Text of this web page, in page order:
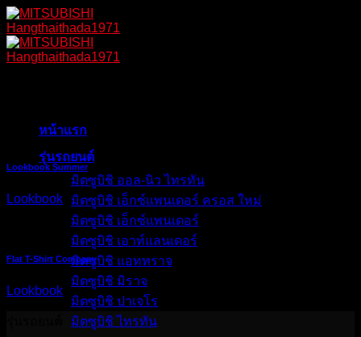
Skip
to
content
หน้าแรก
รุ่นรถยนต์
มิตซูบิชิ ออล-นิว ไทรทัน
มิตซูบิชิ เอ็กซ์แพนเดอร์ ครอส ใหม่
มิตซูบิชิ เอ็กซ์แพนเดอร์
มิตซูบิชิ เอาท์แลนเดอร์
มิตซูบิชิ แอททราจ
มิตซูบิชิ มิราจ
มิตซูบิชิ ปาเจโร
มิตซูบิชิ ไทรทัน
Lookbook Summer
Lookbook
Flat T-Shirt Company
Lookbook